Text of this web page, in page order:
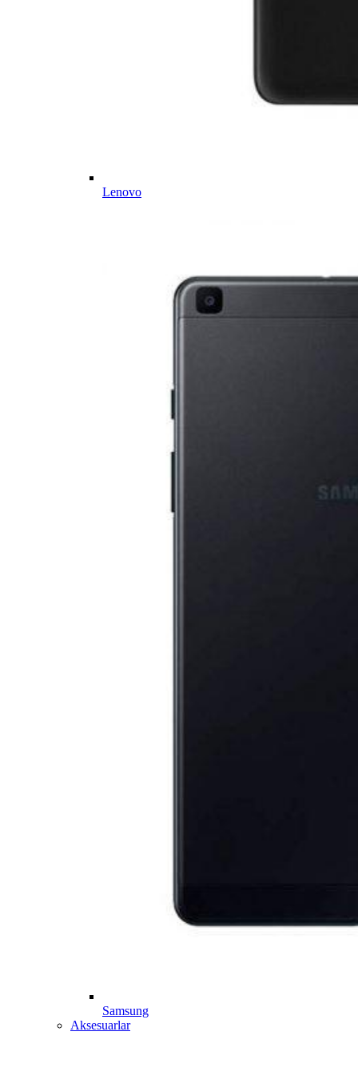
Lenovo
Samsung
Aksesuarlar